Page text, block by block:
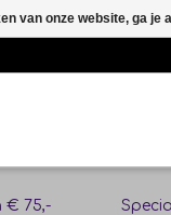
€ 75,-
van onze website, ga